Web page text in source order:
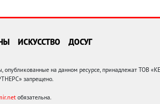
ИСКУССТВО ДОСУГ
на данном ресурсе, принадлежат ТОВ
запрещено.
обязательна.